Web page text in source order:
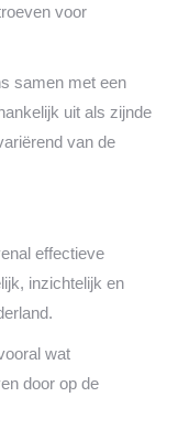
voor
samen met een
uit als zijnde
van de
effectieve
inzichtelijk en
wat
door op de